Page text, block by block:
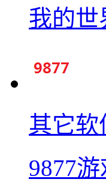
我的世
其它软
9877